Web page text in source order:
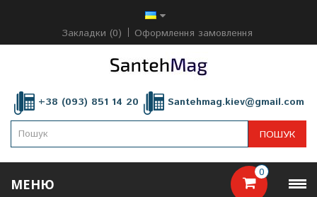
Закладки (0) Оформлення замовлення
+38 (093) 851 14 20 Santehmag.kiev@gmail.com
0
ПОШУК
МЕНЮ